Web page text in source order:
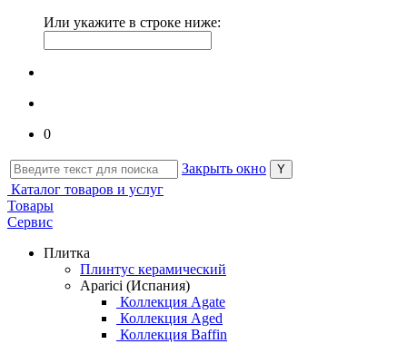
Или укажите в строке ниже:
0
Закрыть окно
Каталог товаров и услуг
Товары
Сервис
Плитка
Плинтус керамический
Aparici (Испания)
Коллекция Agate
Коллекция Aged
Коллекция Baffin